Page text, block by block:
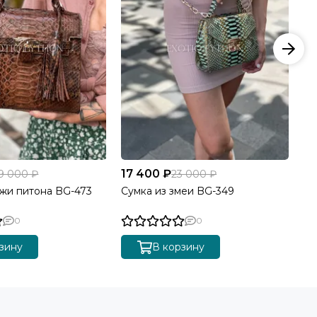
000 ₽
питона BG-473
0
17 400 ₽23 000 ₽
Сумка из змеи BG-349
0
В корзину